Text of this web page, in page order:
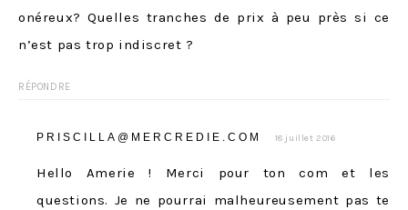
onéreux? Quelles tranches de prix à peu près si ce
n’est pas trop indiscret ?
RÉPONDRE
PRISCILLA@MERCREDIE.COM 18 juillet 2016
Hello Amerie ! Merci pour ton com et les
questions. Je ne pourrai malheureusement pas te